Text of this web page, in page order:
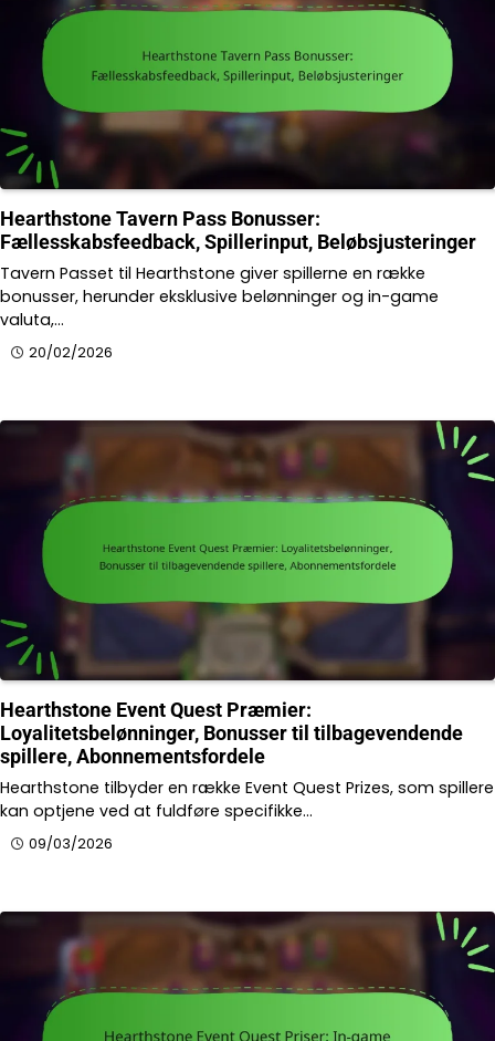
Hearthstone Tavern Pass Bonusser:
Fællesskabsfeedback, Spillerinput, Beløbsjusteringer
Tavern Passet til Hearthstone giver spillerne en række
bonusser, herunder eksklusive belønninger og in-game
valuta,…
20/02/2026
Hearthstone Event Quest Præmier:
Loyalitetsbelønninger, Bonusser til tilbagevendende
spillere, Abonnementsfordele
Hearthstone tilbyder en række Event Quest Prizes, som spillere
kan optjene ved at fuldføre specifikke…
09/03/2026